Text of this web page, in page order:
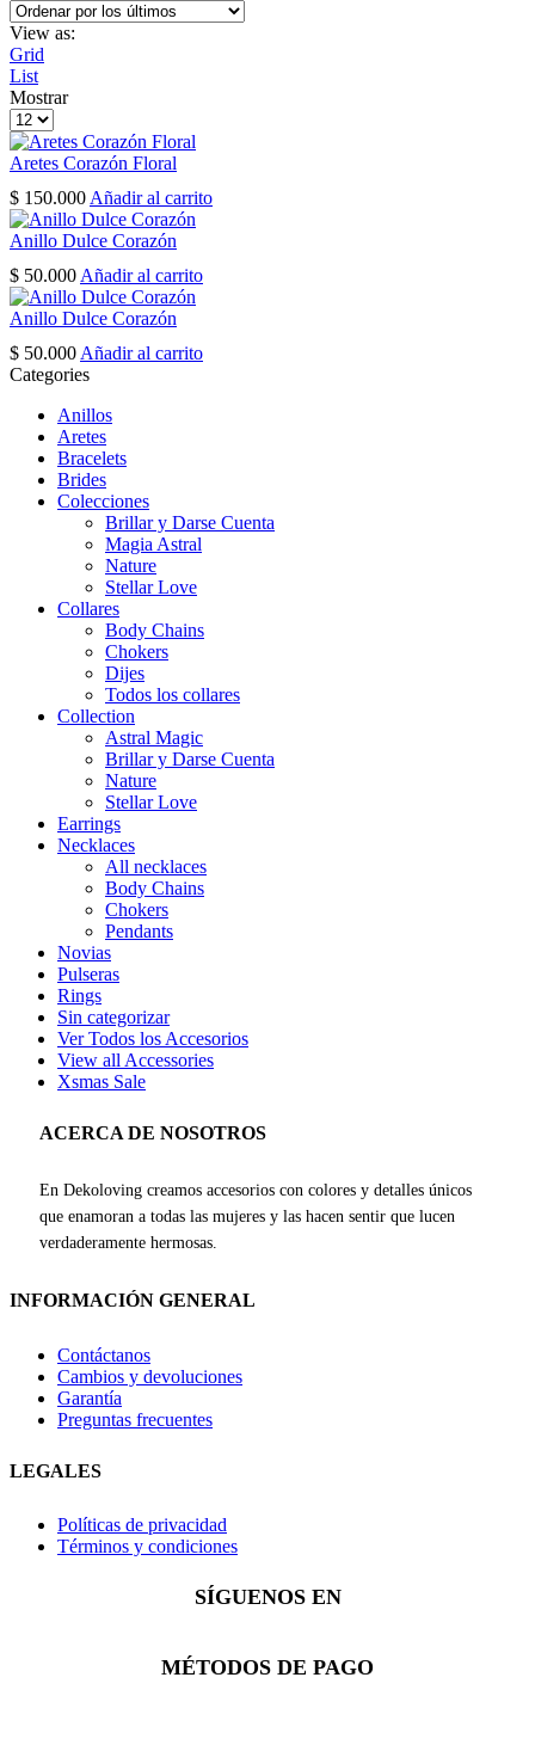
View as:
Grid
List
Mostrar
Products
per
page
Aretes Corazón Floral
$ 150.000 Añadir al carrito
Anillo Dulce Corazón
$ 50.000 Añadir al carrito
Anillo Dulce Corazón
$ 50.000Añadir al carrito
Categories
Anillos
Aretes
Bracelets
Brides
Colecciones
Brillar y Darse Cuenta
Magia Astral
Nature
Stellar Love
Collares
Body Chains
Chokers
Dijes
Todos los collares
Collection
Astral Magic
Brillar y Darse Cuenta
Nature
Stellar Love
Earrings
Necklaces
All necklaces
Body Chains
Chokers
Pendants
Novias
Pulseras
Rings
Sin categorizar
Ver Todos los Accesorios
View all Accessories
Xsmas Sale
ACERCA DE NOSOTROS
En Dekoloving creamos accesorios con colores y detalles únicos
que enamoran a todas las mujeres y las hacen sentir que lucen
verdaderamente hermosas.
INFORMACIÓN GENERAL
Contáctanos
Cambios y devoluciones
Garantía
Preguntas frecuentes
LEGALES
Políticas de privacidad
Términos y condiciones
SÍGUENOS EN
Facebook
Instagram
Whatsapp
MÉTODOS DE PAGO